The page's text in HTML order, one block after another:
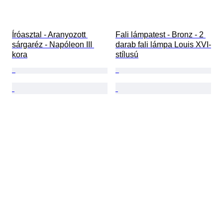
Íróasztal - Aranyozott
sárgaréz - Napóleon III
kora
Fali lámpatest - Bronz - 2
darab fali lámpa Louis XVI-
stílusú